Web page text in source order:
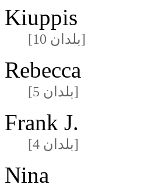
Kiuppis
[10 بلدان]
Rebecca
[5 بلدان]
Frank J.
[4 بلدان]
Nina